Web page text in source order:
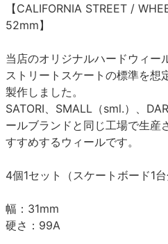
【CALIFORNIA STREET /
52mm】
当店のオリジナルハードウィー
ストリートスケートの標準を想
製作しました。
SATORI、SMALL（sml.）、
ールブランドと同じ工場で生産
すすめするウィールです。
4個1セット（スケートボード1台
幅：31mm
硬さ：99A